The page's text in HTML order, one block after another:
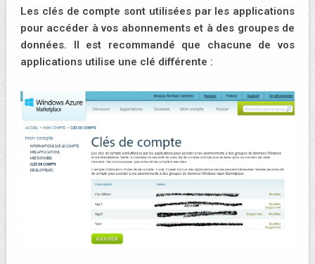
Les clés de compte sont utilisées par les applications
pour accéder à vos abonnements et à des groupes de
données. Il est recommandé que chacune de vos
applications utilise une clé différente :